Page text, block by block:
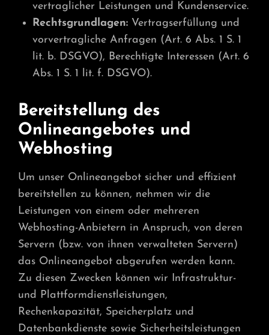
vertraglicher Leistungen und Kundenservice.
Rechtsgrundlagen:Vertragserfüllung und
vorvertragliche Anfragen (Art. 6 Abs. 1 S. 1
lit. b. DSGVO), Berechtigte Interessen (Art. 6
Abs. 1 S. 1 lit. f. DSGVO).
Bereitstellung des
Onlineangebotes und
Webhosting
Um unser Onlineangebot sicher und effizient
bereitstellen zu können, nehmen wir die
Leistungen von einem oder mehreren
Webhosting-Anbietern in Anspruch, von deren
Servern (bzw. von ihnen verwalteten Servern)
das Onlineangebot abgerufen werden kann.
Zu diesen Zwecken können wir Infrastruktur-
und Plattformdienstleistungen,
Rechenkapazität, Speicherplatz und
Datenbankdienste sowie Sicherheitsleistungen